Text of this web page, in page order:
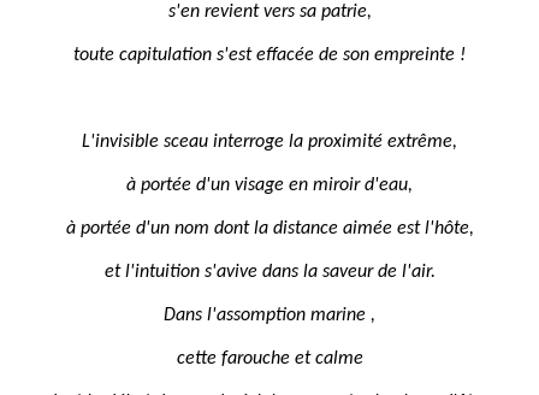
s'en revient vers sa patrie,
toute capitulation s'est effacée de son empreinte !
L'invisible sceau interroge la proximité extrême,
à portée d'un visage en miroir d'eau,
à portée d'un nom dont la distance aimée est l'hôte,
et l'intuition s'avive dans la saveur de l'air.
Dans l'assomption marine ,
cette farouche et calme